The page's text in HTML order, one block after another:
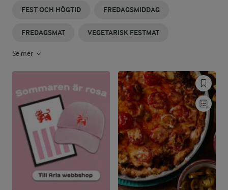
FEST OCH HÖGTID FREDAGSMIDDAG
FREDAGSMAT VEGETARISK FESTMAT
Se mer